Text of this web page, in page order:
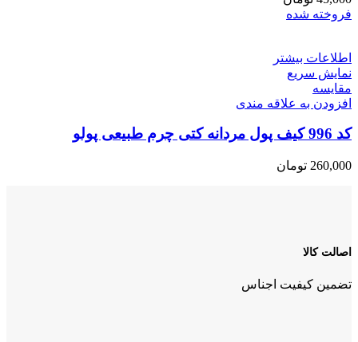
فروخته شده
اطلاعات بیشتر
نمایش سریع
مقايسه
افزودن به علاقه مندی
کد 996 کیف پول مردانه کتی چرم طبیعی پولو
260,000 تومان
اصالت کالا
تضمین کیفیت اجناس